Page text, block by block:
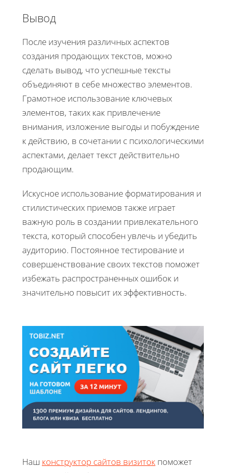
Вывод
После изучения различных аспектов
создания продающих текстов, можно
сделать вывод, что успешные тексты
объединяют в себе множество элементов.
Грамотное использование ключевых
элементов, таких как привлечение
внимания, изложение выгоды и побуждение
к действию, в сочетании с психологическими
аспектами, делает текст действительно
продающим.
Искусное использование форматирования и
стилистических приемов также играет
важную роль в создании привлекательного
текста, который способен увлечь и убедить
аудиторию. Постоянное тестирование и
совершенствование своих текстов поможет
избежать распространенных ошибок и
значительно повысит их эффективность.
Наш конструктор сайтов визиток поможет